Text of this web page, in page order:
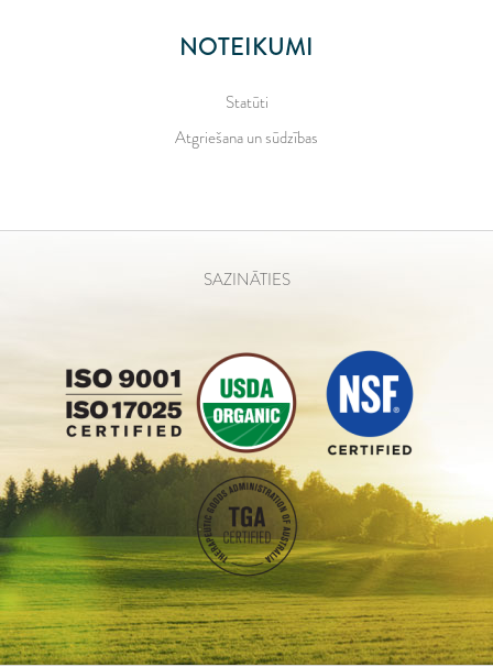
NOTEIKUMI
Statūti
Atgriešana un sūdzības
SAZINĀTIES